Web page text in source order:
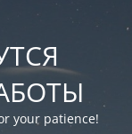
your patience!